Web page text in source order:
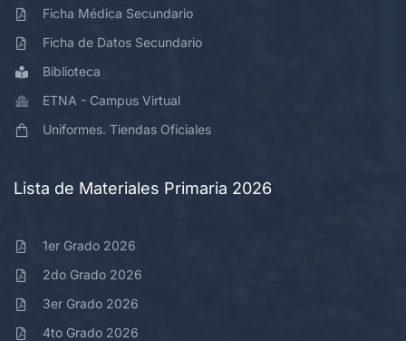
Ficha Médica Secundario
Ficha de Datos Secundario
Biblioteca
ETNA - Campus Virtual
Uniformes. Tiendas Oficiales
Lista de Materiales Primaria 2026
1er Grado 2026
2do Grado 2026
3er Grado 2026
4to Grado 2026